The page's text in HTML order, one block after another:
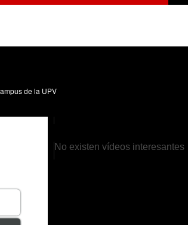
de la UPV
No existen vídeos interesantes